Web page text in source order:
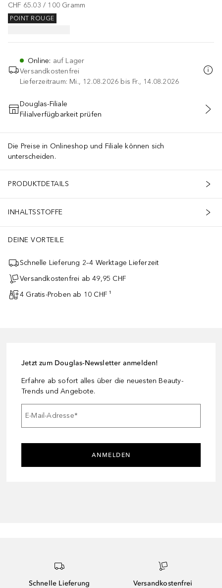
CHF 65.03 / 100 Gramm
POINT ROUGE
Online: auf Lager
Versandkostenfrei
Lieferzeitraum: Mi., 12.08.2026 bis Fr., 14.08.2026
IN DEN WARENKORB
Douglas-Filiale
Filialverfügbarkeit prüfen
Die Preise in Onlineshop und Filiale können sich
unterscheiden.
PRODUKTDETAILS
INHALTSSTOFFE
DEINE VORTEILE
Schnelle Lieferung 2–4 Werktage Lieferzeit
Versandkostenfrei ab 49,95 CHF
4 Gratis-Proben ab 10 CHF ¹
Jetzt zum Douglas-Newsletter anmelden!
Erfahre ab sofort alles über die neuesten Beauty-
Trends und Angebote.
E-Mail-Adresse*
ANMELDEN
Schnelle Lieferung Versandkostenfrei